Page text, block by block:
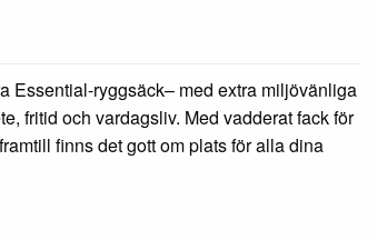
Essential-ryggsäck– med extra miljövänliga
fritid och vardagsliv. Med vadderat fack för
finns det gott om plats för alla dina